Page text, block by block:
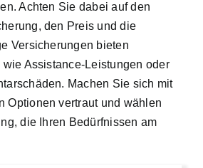
Achten Sie dabei auf den
den Preis und die
Versicherungen bieten
Assistance-Leistungen oder
Machen Sie sich mit
Optionen vertraut und wählen
die Ihren Bedürfnissen am